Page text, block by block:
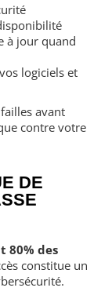
à jour quand
logiciels et
avant
contre votre
DE
80% des
constitue un